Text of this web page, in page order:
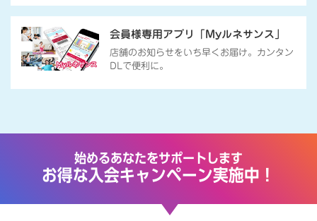
会員様専用アプリ「Myルネサンス」
店舗のお知らせをいち早くお届け。カンタン
DLで便利に。
始めるあなたをサポートします
お得な入会キャンペーン実施中！